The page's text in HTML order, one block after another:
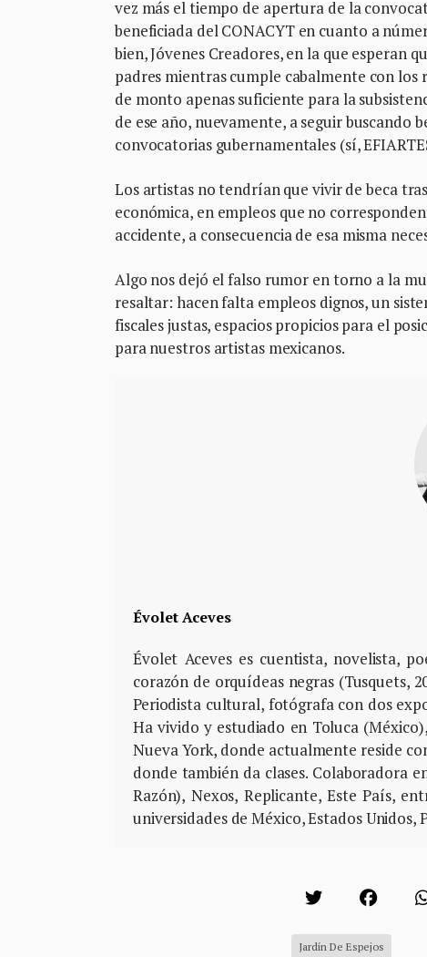
vez más el tiempo de apertura de la
beneficiada del CONACYT en cuanto a
bien, Jóvenes Creadores, en la que esperan
padres mientras cumple cabalmente con los
de monto apenas suficiente para la
de ese año, nuevamente, a seguir buscando
convocatorias gubernamentales (sí,
Los artistas no tendrían que vivir de beca
económica, en empleos que no
accidente, a consecuencia de esa misma
Algo nos dejó el falso rumor en torno a la
resaltar: hacen falta empleos dignos, un
fiscales justas, espacios propicios para el
para nuestros artistas mexicanos.
Évolet Aceves
Évolet Aceves es cuentista, novelista,
corazón de orquídeas negras (Tusquets,
Periodista cultural, fotógrafa con dos
Ha vivido y estudiado en Toluca
Nueva York, donde actualmente reside
donde también da clases. Colaboradora
Razón), Nexos, Replicante, Este País,
universidades de México, Estados Unidos,
Jardín De Espejos